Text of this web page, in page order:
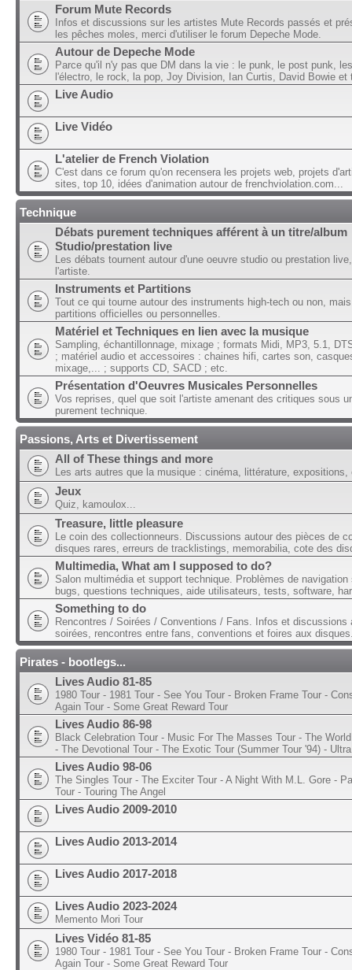
Forum Mute Records
Infos et discussions sur les artistes Mute Records passés et
les pêches moles, merci d'utiliser le forum Depeche Mode.
Autour de Depeche Mode
Parce qu'il n'y pas que DM dans la vie : le punk, le post punk,
l'électro, le rock, la pop, Joy Division, Ian Curtis, David Bowie et
Live Audio
Live Vidéo
L'atelier de French Violation
C'est dans ce forum qu'on recensera les projets web, projets
sites, top 10, idées d'animation autour de frenchviolation.com...
Technique
Débats purement techniques afférent à un titre/album
Studio/prestation live
Les débats tournent autour d'une oeuvre studio ou prestation
l'artiste.
Instruments et Partitions
Tout ce qui tourne autour des instruments high-tech ou non,
partitions officielles ou personnelles.
Matériel et Techniques en lien avec la musique
Sampling, échantillonnage, mixage ; formats Midi, MP3, 5.1,
; matériel audio et accessoires : chaines hifi, cartes son,
mixage,... ; supports CD, SACD ; etc.
Présentation d'Oeuvres Musicales Personnelles
Vos reprises, quel que soit l'artiste amenant des critiques sous
purement technique.
Passions, Arts et Divertissement
All of These things and more
Les arts autres que la musique : cinéma, littérature, expositions,
Jeux
Quiz, kamoulox...
Treasure, little pleasure
Le coin des collectionneurs. Discussions autour des pièces de
disques rares, erreurs de tracklistings, memorabilia, cote des
Multimedia, What am I supposed to do?
Salon multimédia et support technique. Problèmes de navigation
bugs, questions techniques, aide utilisateurs, tests, software,
Something to do
Rencontres / Soirées / Conventions / Fans. Infos et discussions
soirées, rencontres entre fans, conventions et foires aux
Pirates - bootlegs...
Lives Audio 81-85
1980 Tour - 1981 Tour - See You Tour - Broken Frame Tour -
Again Tour - Some Great Reward Tour
Lives Audio 86-98
Black Celebration Tour - Music For The Masses Tour - The
- The Devotional Tour - The Exotic Tour (Summer Tour '94) -
Lives Audio 98-06
The Singles Tour - The Exciter Tour - A Night With M.L. Gore -
Tour - Touring The Angel
Lives Audio 2009-2010
Lives Audio 2013-2014
Lives Audio 2017-2018
Lives Audio 2023-2024
Memento Mori Tour
Lives Vidéo 81-85
1980 Tour - 1981 Tour - See You Tour - Broken Frame Tour -
Again Tour - Some Great Reward Tour